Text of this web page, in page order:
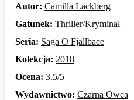
Autor: Camilla Läckberg
Gatunek: Thriller/Kryminał
Seria: Saga O Fjällbace
Kolekcja: 2018
Ocena: 3.5/5
Wydawnictwo: Czarna Owca